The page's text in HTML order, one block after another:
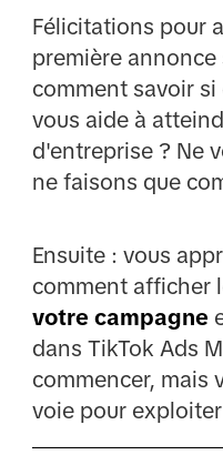
Félicitations pour
première annonce
comment savoir
vous aide à
d'entreprise ? Ne
ne faisons que
Ensuite : vous
comment afficher
votre campagne
dans TikTok Ads
commencer, mais
voie pour